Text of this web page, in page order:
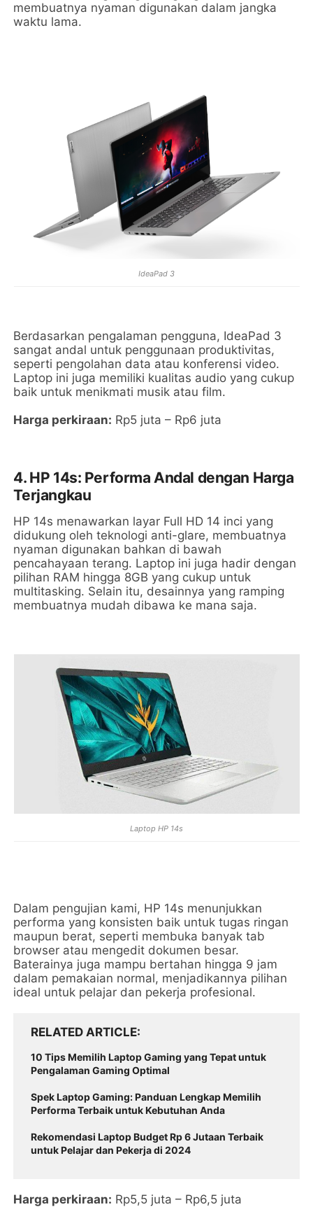
membuatnya nyaman digunakan dalam jangka
waktu lama.
IdeaPad 3
Berdasarkan pengalaman pengguna, IdeaPad 3
sangat andal untuk penggunaan produktivitas,
seperti pengolahan data atau konferensi video.
Laptop ini juga memiliki kualitas audio yang cukup
baik untuk menikmati musik atau film.
Harga perkiraan: Rp5 juta – Rp6 juta
4. HP 14s: Performa Andal dengan Harga
Terjangkau
HP 14s menawarkan layar Full HD 14 inci yang
didukung oleh teknologi anti-glare, membuatnya
nyaman digunakan bahkan di bawah
pencahayaan terang. Laptop ini juga hadir dengan
pilihan RAM hingga 8GB yang cukup untuk
multitasking. Selain itu, desainnya yang ramping
membuatnya mudah dibawa ke mana saja.
Laptop HP 14s
Dalam pengujian kami, HP 14s menunjukkan
performa yang konsisten baik untuk tugas ringan
maupun berat, seperti membuka banyak tab
browser atau mengedit dokumen besar.
Baterainya juga mampu bertahan hingga 9 jam
dalam pemakaian normal, menjadikannya pilihan
ideal untuk pelajar dan pekerja profesional.
RELATED ARTICLE
10 Tips Memilih Laptop Gaming yang Tepat untuk
Pengalaman Gaming Optimal
Spek Laptop Gaming: Panduan Lengkap Memilih
Performa Terbaik untuk Kebutuhan Anda
Rekomendasi Laptop Budget Rp 6 Jutaan Terbaik
untuk Pelajar dan Pekerja di 2024
Harga perkiraan: Rp5,5 juta – Rp6,5 juta